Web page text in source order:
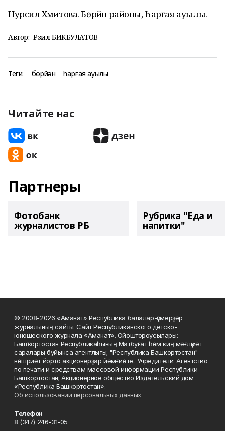
Нурсилә Хәмитова. Бөрйән районы, Һарғая ауылы.
Автор: Рәзил БИКБУЛАТОВ
Теги: бөрйән һарғая ауылы
Читайте нас
Партнеры
Фотобанк
журналистов РБ
Рубрика "Еда и
напитки"
© 2008-2026 «Аманат» Республика балалар-үҫмерҙәр
журналының сайты. Сайт Республиканского детско-
юношеского журнала «Аманат». Ойоштороусылары:
Башҡортостан Республикаһының Матбуғат һәм киң мәғлүмәт
саралары буйынса агентлығы; "Республика Башкортостан"
нәшриәт йорто акционерҙар йәмғиәте.. Учредители: Агентство
по печати и средствам массовой информации Республики
Башкортостан; Акционерное общество Издательский дом
«Республика Башкортостан».
Об использовании персональных данных
Телефон
8 (347) 246-31-05